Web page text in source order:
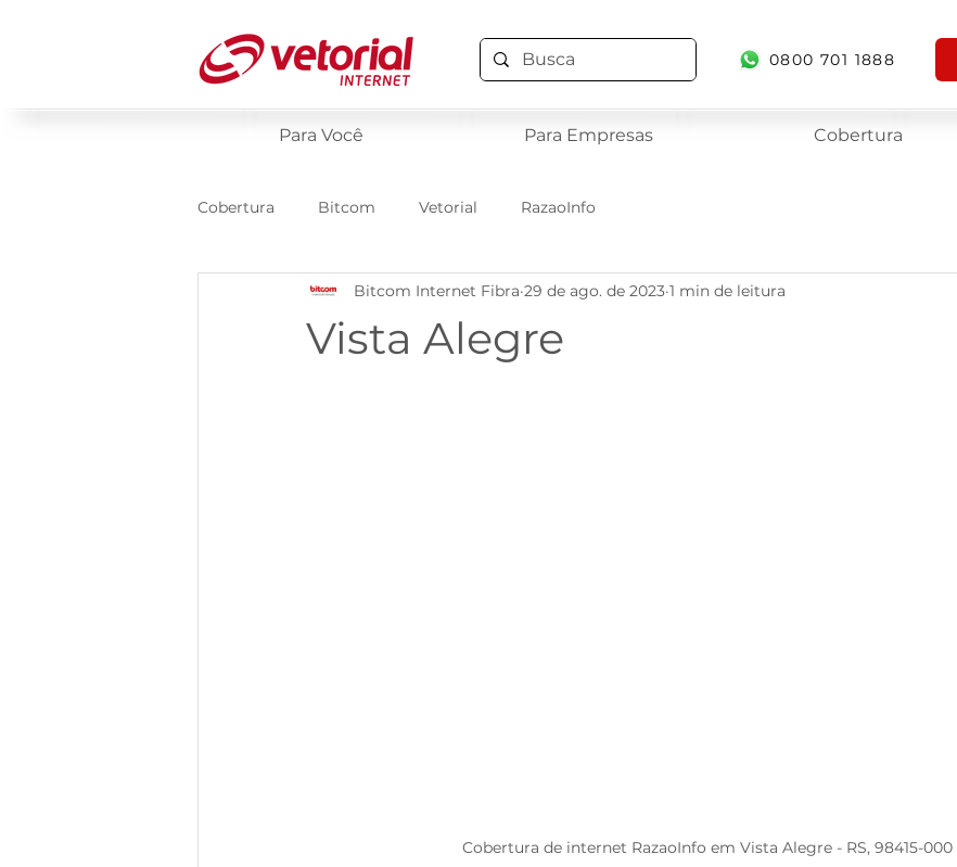
0800 701 1888
Para Você Para Empresas Cobertura
Cobertura Bitcom Vetorial RazaoInfo
Vista Alegre
Bitcom Internet Fibra 29 de ago. de 2023 1 min de leitura
Cobertura de internet RazaoInfo em Vista Alegre - RS, 98415-000